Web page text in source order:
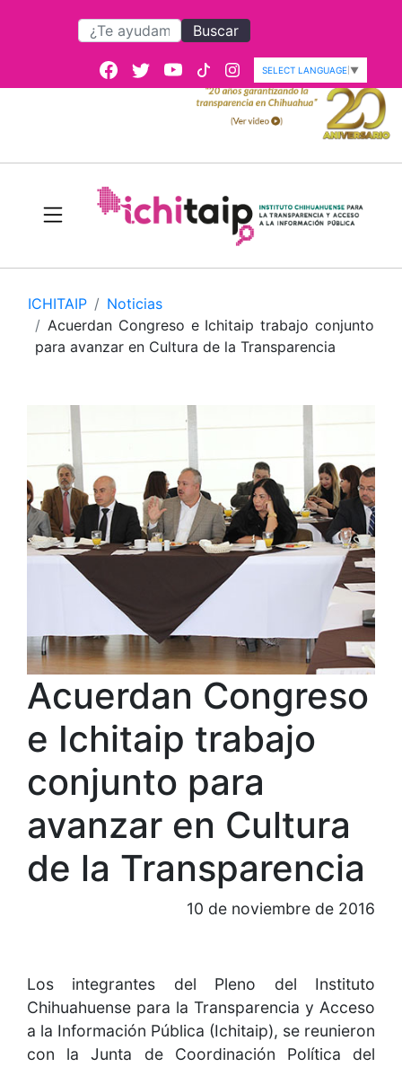
Buscar
SELECT LANGUAGE ▼
ICHITAIP
Noticias
Acuerdan Congreso e Ichitaip trabajo conjunto
para avanzar en Cultura de la Transparencia
Acuerdan Congreso
e Ichitaip trabajo
conjunto para
avanzar en Cultura
de la Transparencia
10 de noviembre de 2016
Los integrantes del Pleno del Instituto
Chihuahuense para la Transparencia y Acceso
a la Información Pública (Ichitaip), se reunieron
con la Junta de Coordinación Política del